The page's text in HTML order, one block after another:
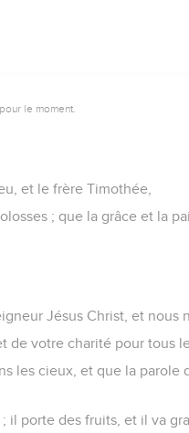
le moment.
et le frère Timothée,
; que la grâce et la
Jésus Christ, et nous
de votre charité pour tous
les cieux, et que la parole
porte des fruits, et il va